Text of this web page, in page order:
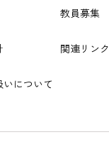
について
教員募集
関連リンク